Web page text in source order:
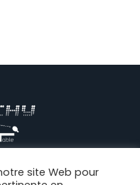
droits réservés | Mentions
site Web pour